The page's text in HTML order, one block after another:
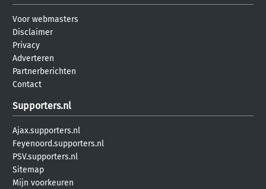
Voor webmasters
Disclaimer
Privacy
Adverteren
Partnerberichten
Contact
Supporters.nl
Ajax.supporters.nl
Feyenoord.supporters.nl
PSV.supporters.nl
Sitemap
Mijn voorkeuren